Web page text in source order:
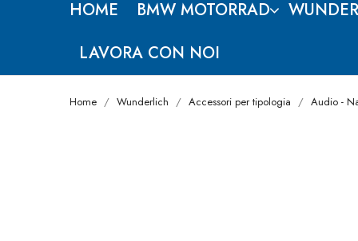
HOME BMW MOTORRAD
LAVORA CON NOI
Home Wunderlich Accessori per tipologia Audio -